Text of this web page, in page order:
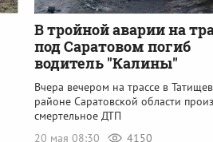
В тройной аварии на
под Саратовом погиб
водитель "Калины"
Вчера вечером на трассе в
районе Саратовской области
смертельное ДТП
20 мая 08:30
4150